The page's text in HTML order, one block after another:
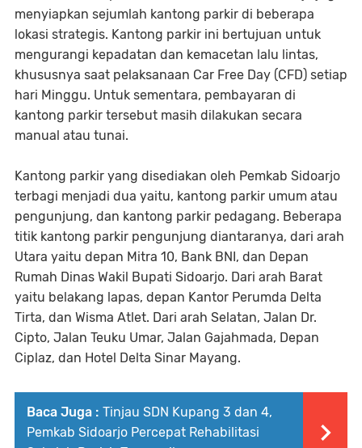
menyiapkan sejumlah kantong parkir di beberapa
lokasi strategis. Kantong parkir ini bertujuan untuk
mengurangi kepadatan dan kemacetan lalu lintas,
khususnya saat pelaksanaan Car Free Day (CFD) setiap
hari Minggu. Untuk sementara, pembayaran di
kantong parkir tersebut masih dilakukan secara
manual atau tunai.
Kantong parkir yang disediakan oleh Pemkab Sidoarjo
terbagi menjadi dua yaitu, kantong parkir umum atau
pengunjung, dan kantong parkir pedagang. Beberapa
titik kantong parkir pengunjung diantaranya, dari arah
Utara yaitu depan Mitra 10, Bank BNI, dan Depan
Rumah Dinas Wakil Bupati Sidoarjo. Dari arah Barat
yaitu belakang lapas, depan Kantor Perumda Delta
Tirta, dan Wisma Atlet. Dari arah Selatan, Jalan Dr.
Cipto, Jalan Teuku Umar, Jalan Gajahmada, Depan
Ciplaz, dan Hotel Delta Sinar Mayang.
Baca Juga : Tinjau SDN Kupang 3 dan 4,
Pemkab Sidoarjo Percepat Rehabilitasi